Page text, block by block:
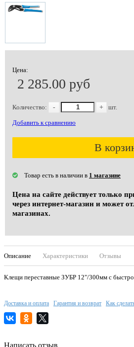
Цена:
2 285.00 руб
Количество: - + шт.
Добавить к сравнению
В
Товар есть в наличии в 1 магазине
Цена на сайте действует только
через интернет-магазин и может
магазинах.
Описание Характеристики Отзывы
Клещи переставные ЗУБР 12"/300мм с
Доставка и оплата Гарантия и возврат Как
Написать отзыв